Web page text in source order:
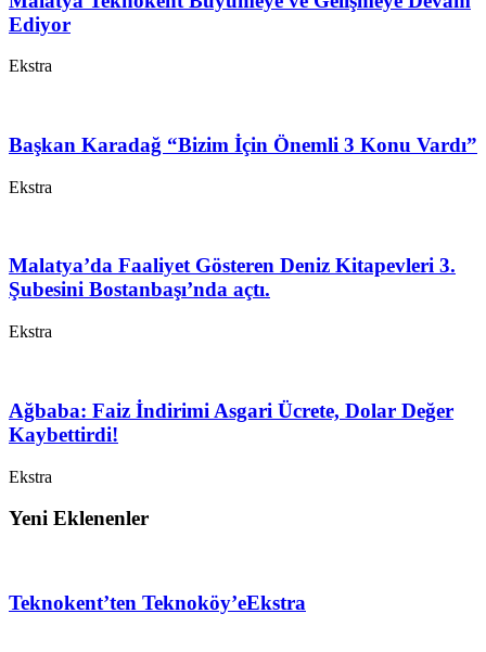
Ediyor
Ekstra
Başkan Karadağ “Bizim İçin Önemli 3 Konu Vardı”
Ekstra
Malatya’da Faaliyet Gösteren Deniz Kitapevleri 3.
Şubesini Bostanbaşı’nda açtı.
Ekstra
Ağbaba: Faiz İndirimi Asgari Ücrete, Dolar Değer
Kaybettirdi!
Ekstra
Yeni Eklenenler
Teknokent’ten Teknoköy’eEkstra